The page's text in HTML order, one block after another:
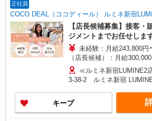
当の種類はエリアにより異
時にお尋ねください。
正社員
COCO DEAL（ココディール） ルミネ新宿
【店長候補募集】接客・
ジメントまでお任せしま
未経験：月給243,800円
（店長候補）：月給
270,000円〜 ★固定残業手
含む） ※経験・能力考慮 ※固定残業時間は1ヶ月
あたり20時間、超過時は
3万円まで交通費支給 ※試
同条件 【手当】固定残業手当／資格手当／店舗職
制手当／住宅手当（実家外
≪ルミネ新宿LUMINE2
3-38-2 ルミネ新宿
キープ